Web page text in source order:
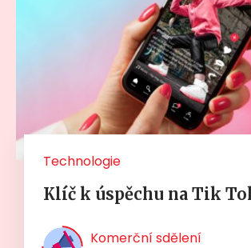
Technologie
Klíč k úspěchu na Tik
Komerční sdělení